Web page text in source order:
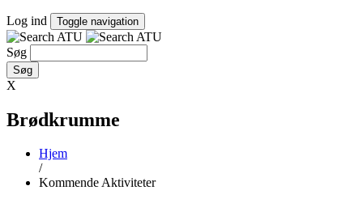
Log ind Toggle navigation
Søg
X
Brødkrumme
Hjem
/
Kommende Aktiviteter